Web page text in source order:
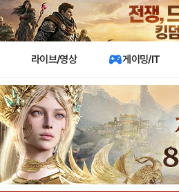
라이브/영상 게이밍/IT